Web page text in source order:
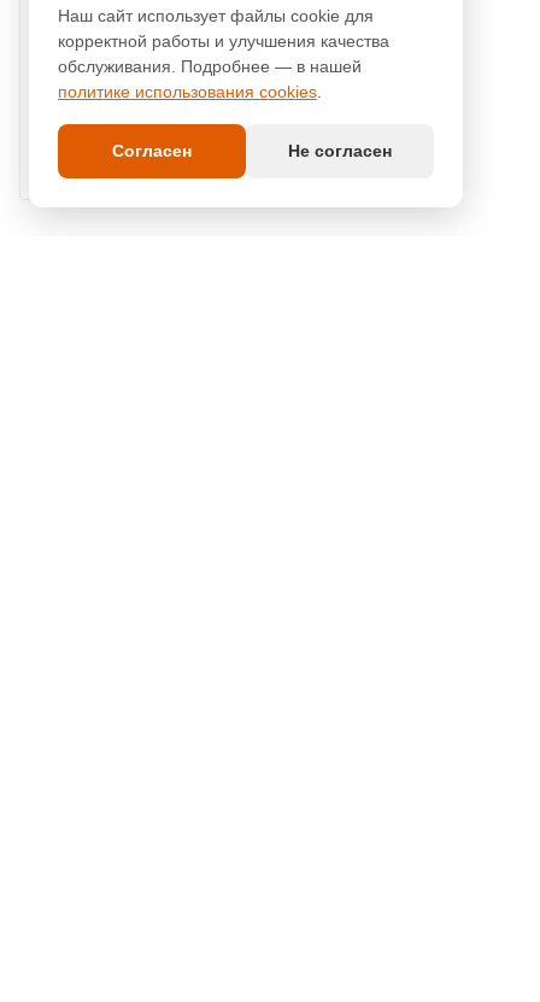
Гирлянда дождь
для домашней
вечеринки или
уютного зала
ресторана
Наш сайт использует файлы cookie для
корректной работы и улучшения качества
обслуживания. Подробнее — в нашей
политике использования cookies
Согласен Не согласен